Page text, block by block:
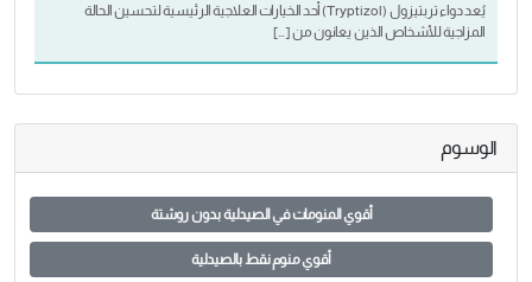
يُعد دواء تربتيزول (Tryptizol) أحد الخيارات العلاجية الرئيسية لتحسين الحالة
المزاجية للأشخاص الذين يعانون من […]
الوسوم
أقوي المنومات في الصيدلية بدون روشتة
أقوي منوم نقط بالصيدلية